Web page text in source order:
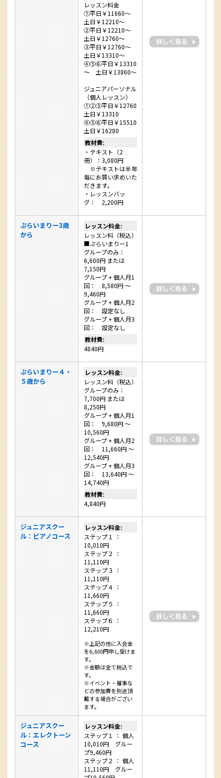
レッスン料金
①平日￥11660～
土日￥12210～
②平日￥12210～
土日￥12760～
③平日￥12760～
土日￥13310～
④⑤⑥平日￥13310
～ 土日￥13860～
ジュニアパーソナル
（個人レッスン）
①②③平日￥12760
土日￥13310
④⑤⑥平日￥15510
土日￥16280
教材費:
・テキスト（2
冊）：3,080円
※テキストは半年
毎にお買い求めいた
だきます。
・レッスンバッ
グ： 2,200円
ぷらいまりー3歳
から
レッスン料金:
レッスン料（税込）
■ぷらいまりー1
グループのみ：
6,600円 または
7,150円
グループ + 個人月1
回： 8,580円 ～
9,460円
グループ + 個人月2
回： 設定なし
グループ + 個人月3
回： 設定なし
教材費:
4840円
ぷらいまりー４・
５歳から
レッスン料金:
レッスン料（税込）
グループのみ：
7,700円 または
8,250円
グループ + 個人月1
回： 9,680円 ～
10,560円
グループ + 個人月2
回： 11,660円 ～
12,540円
グループ + 個人月3
回： 13,640円 ～
14,740円
教材費:
4,840円
ジュニアスクー
ル：ピアノコース
レッスン料金:
ステップ１ ：
10,010円
ステップ２ ：
11,110円
ステップ３ ：
11,110円
ステップ４ ：
11,660円
ステップ５ ：
11,660円
ステップ６ ：
12,210円
※上記の他に入会金
を6,600円申し受けま
す。
※金額は全て税込で
す。
※イベント・催事な
どの参加費を別途頂
戴する場合がござい
ます。
ジュニアスクー
ル：エレクトーン
コース
レッスン料金:
ステップ１ ： 個人
10,010円 グルー
プ9,460円
ステップ２ ： 個人
11,110円 グルー